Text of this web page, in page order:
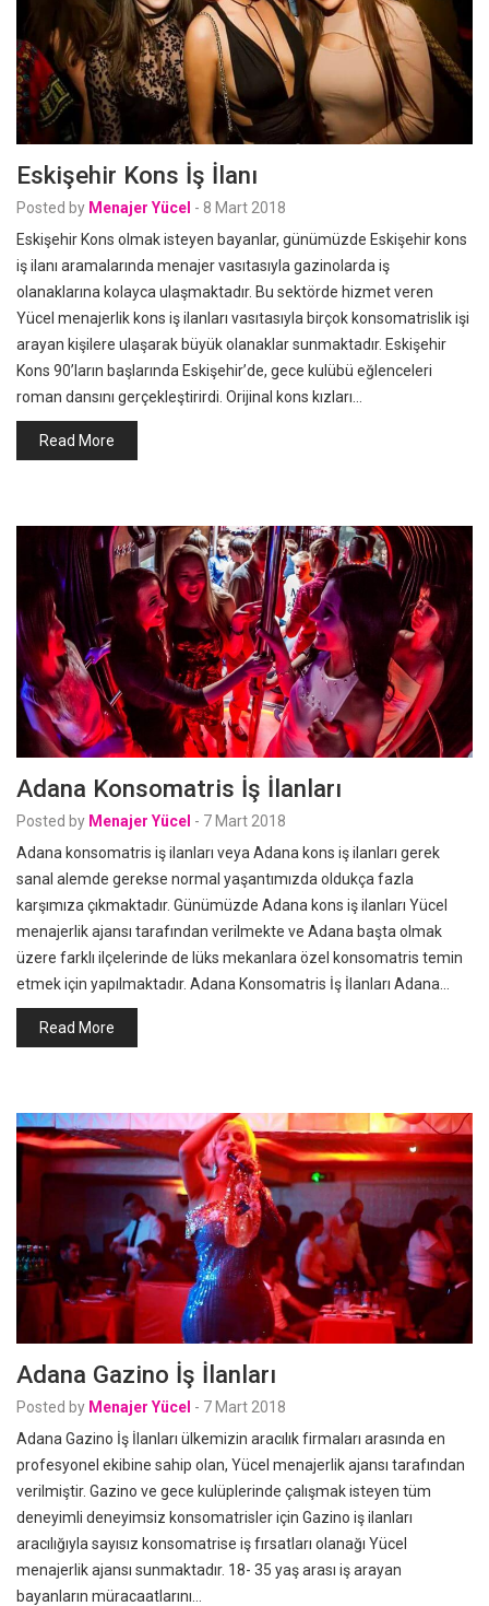
Eskişehir Kons İş İlanı
Posted by Menajer Yücel - 8 Mart 2018
Eskişehir Kons olmak isteyen bayanlar, günümüzde Eskişehir kons
iş ilanı aramalarında menajer vasıtasıyla gazinolarda iş
olanaklarına kolayca ulaşmaktadır. Bu sektörde hizmet veren
Yücel menajerlik kons iş ilanları vasıtasıyla birçok konsomatrislik işi
arayan kişilere ulaşarak büyük olanaklar sunmaktadır. Eskişehir
Kons 90’ların başlarında Eskişehir’de, gece kulübü eğlenceleri
roman dansını gerçekleştirirdi. Orijinal kons kızları…
Read More
Adana Konsomatris İş İlanları
Posted by Menajer Yücel - 7 Mart 2018
Adana konsomatris iş ilanları veya Adana kons iş ilanları gerek
sanal alemde gerekse normal yaşantımızda oldukça fazla
karşımıza çıkmaktadır. Günümüzde Adana kons iş ilanları Yücel
menajerlik ajansı tarafından verilmekte ve Adana başta olmak
üzere farklı ilçelerinde de lüks mekanlara özel konsomatris temin
etmek için yapılmaktadır. Adana Konsomatris İş İlanları Adana…
Read More
Adana Gazino İş İlanları
Posted by Menajer Yücel - 7 Mart 2018
Adana Gazino İş İlanları ülkemizin aracılık firmaları arasında en
profesyonel ekibine sahip olan, Yücel menajerlik ajansı tarafından
verilmiştir. Gazino ve gece kulüplerinde çalışmak isteyen tüm
deneyimli deneyimsiz konsomatrisler için Gazino iş ilanları
aracılığıyla sayısız konsomatrise iş fırsatları olanağı Yücel
menajerlik ajansı sunmaktadır. 18- 35 yaş arası iş arayan
bayanların müracaatlarını…